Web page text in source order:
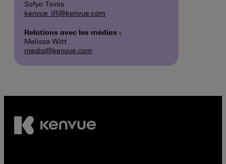
Sofya Tsinis
kenvue_IR@kenvue.com
Relations avec les médias :
Melissa Witt
media@kenvue.com